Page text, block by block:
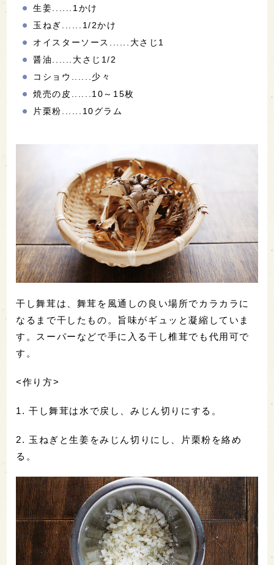
生姜......1かけ
玉ねぎ......1/2かけ
オイスターソース......大さじ1
醤油......大さじ1/2
コショウ......少々
焼売の皮......10～15枚
片栗粉......10グラム
干し舞茸は、舞茸を風通しの良い場所でカラカラに
なるまで干したもの。旨味がギュッと凝縮していま
す。スーパーなどで手に入る干し椎茸でも代用可で
す。
<作り方>
1. 干し舞茸は水で戻し、みじん切りにする。
2. 玉ねぎと生姜をみじん切りにし、片栗粉を絡め
る。